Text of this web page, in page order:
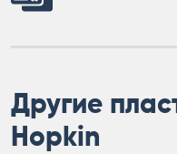
Другие
Hopkin